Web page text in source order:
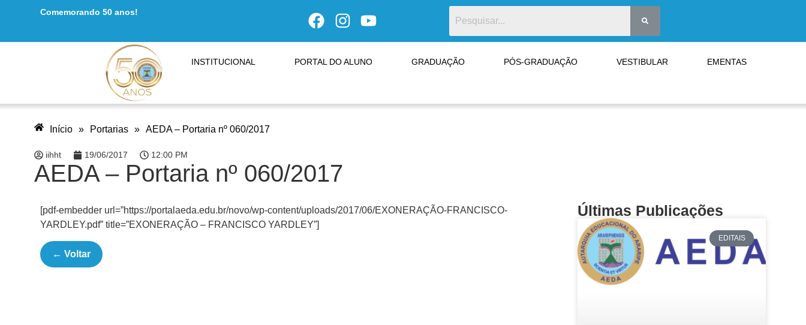
Comemorando 50 anos!
INSTITUCIONAL PORTAL DO ALUNO GRADUAÇÃO PÓS-GRADUAÇÃO VESTIBULAR EMENTAS
Início » Portarias » AEDA – Portaria nº 060/2017
iihht 19/06/2017 12:00 PM
AEDA – Portaria nº 060/2017
[pdf-embedder url=”https://portalaeda.edu.br/novo/wp-content/uploads/2017/06/EXONERAÇÃO-FRANCISCO-
YARDLEY.pdf” title=”EXONERAÇÃO – FRANCISCO YARDLEY”]
← Voltar
Últimas Publicações
EDITAIS